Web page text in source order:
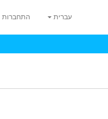
עברית התחברות